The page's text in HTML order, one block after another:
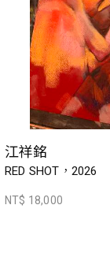
江祥銘
RED SHOT，2026
NT$ 18,000